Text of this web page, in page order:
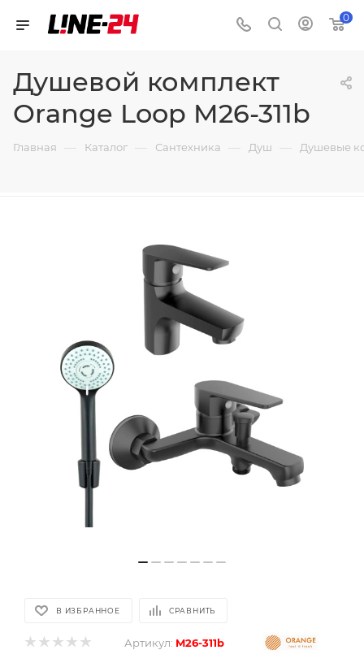
0
Душевой комплект
Orange Loop M26-311b
Главная — Каталог — Сантехника — Душ — Душевые
В ИЗБРАННОЕ СРАВНИТЬ
Артикул: M26-311b